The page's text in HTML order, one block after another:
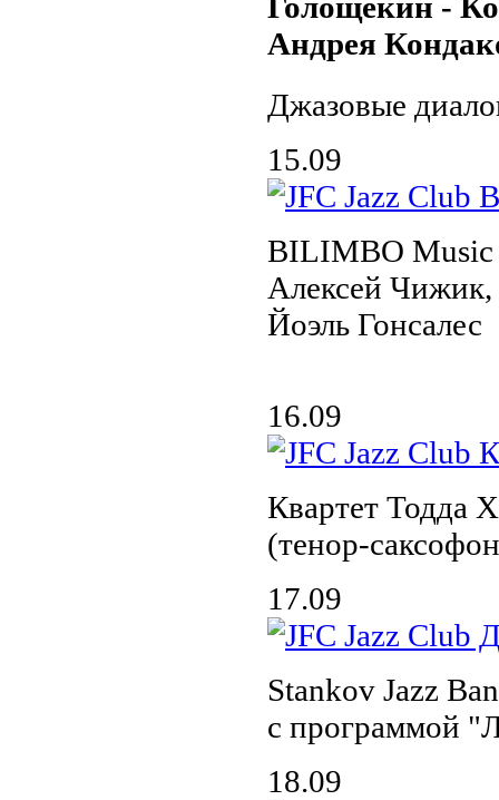
Андрея
Джазовые
15.09
BILIMBO Music
Алексей
Йоэль Гонсалес
16.09
Квартет Тодда
(тенор-
17.09
Stankov Jazz
с программой
18.09